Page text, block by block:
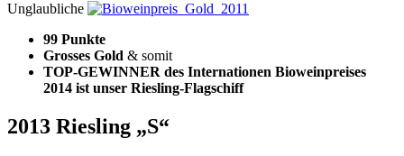
Unglaubliche
99 Punkte
Grosses Gold & somit
TOP-GEWINNER des Internationen Bioweinpreises
2014 ist unser Riesling-Flagschiff
2013 Riesling „S“